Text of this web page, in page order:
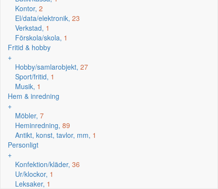
Kontor, 2
El/data/elektronik, 23
Verkstad, 1
Förskola/skola, 1
Fritid & hobby
+
Hobby/samlarobjekt, 27
Sport/fritid, 1
Musik, 1
Hem & inredning
+
Möbler, 7
Heminredning, 89
Antikt, konst, tavlor, mm, 1
Personligt
+
Konfektion/kläder, 36
Ur/klockor, 1
Leksaker, 1